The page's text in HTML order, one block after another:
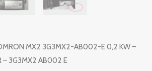
MX2 3G3MX2-AB002-E 0,2 KW –
– 3G3MX2 AB002 E